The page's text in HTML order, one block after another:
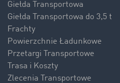
Giełda Transportowa
Giełda Transportowa do 3,5 t
Frachty
Powierzchnie Ładunkowe
Przetargi Transportowe
Trasa i Koszty
Zlecenia Transportowe